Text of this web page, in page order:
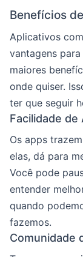
Benefícios
Aplicativos
vantagens
maiores
onde quiser.
ter que seguir
Facilidade de
Os apps
elas, dá para
Você pode
entender
quando
fazemos.
Comunidade